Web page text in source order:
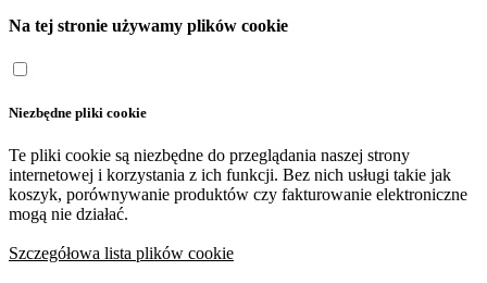
Na tej stronie używamy plików cookie
Niezbędne pliki cookie
Te pliki cookie są niezbędne do przeglądania naszej strony
internetowej i korzystania z ich funkcji. Bez nich usługi takie jak
koszyk, porównywanie produktów czy fakturowanie elektroniczne
mogą nie działać.
Szczegółowa lista plików cookie